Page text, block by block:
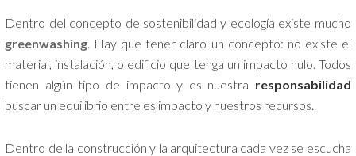
Dentro del concepto de sostenibilidad y ecología existe mucho
greenwashing. Hay que tener claro un concepto: no existe el
material, instalación, o edificio que tenga un impacto nulo. Todos
tienen algún tipo de impacto y es nuestra responsabilidad
buscar un equilibrio entre es impacto y nuestros recursos.
Dentro de la construcción y la arquitectura cada vez se escucha